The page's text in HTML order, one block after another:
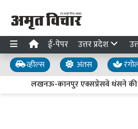
ई-पेपर उत्तर प्रदेश
व्हील्स अंतस
लखनऊ-कानपुर एक्सप्रेसवे धंसने की